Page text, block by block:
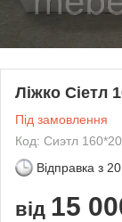
Ліжко Сіетл
Під замовлення
Код: Сиэтл
Відправка з
від 15